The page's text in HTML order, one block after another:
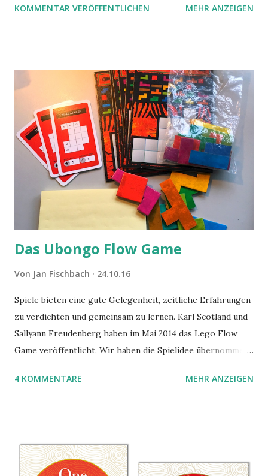
KOMMENTAR VERÖFFENTLICHEN MEHR ANZEIGEN
Das Ubongo Flow Game
Von Jan Fischbach 24.10.16
Spiele bieten eine gute Gelegenheit, zeitliche Erfahrungen
zu verdichten und gemeinsam zu lernen. Karl Scotland und
Sallyann Freudenberg haben im Mai 2014 das Lego Flow
Game veröffentlicht. Wir haben die Spielidee übernommen,
benutzen wir Material aus Grzegorz Rejchtmans Ubongo-
4 KOMMENTARE MEHR ANZEIGEN